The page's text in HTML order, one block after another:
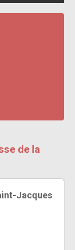
de la
Jacques